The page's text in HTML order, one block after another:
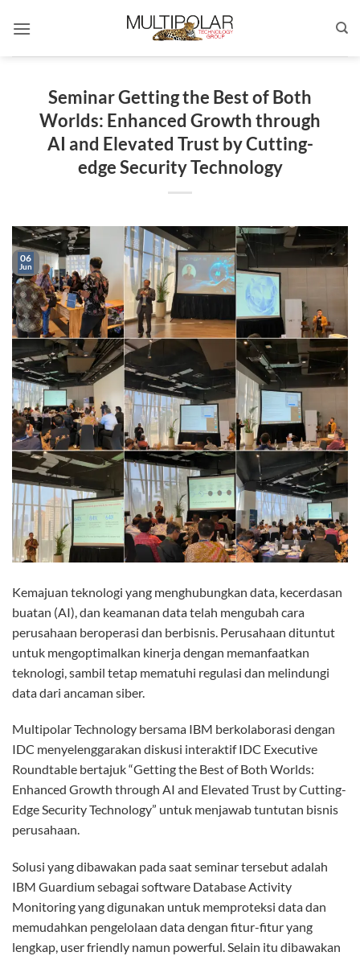
Seminar Getting the Best of Both
Worlds: Enhanced Growth through
AI and Elevated Trust by Cutting-
edge Security Technology
06
Jun
Kemajuan teknologi yang menghubungkan data, kecerdasan
buatan (AI), dan keamanan data telah mengubah cara
perusahaan beroperasi dan berbisnis. Perusahaan dituntut
untuk mengoptimalkan kinerja dengan memanfaatkan
teknologi, sambil tetap mematuhi regulasi dan melindungi
data dari ancaman siber.
Multipolar Technology bersama IBM berkolaborasi dengan
IDC menyelenggarakan diskusi interaktif IDC Executive
Roundtable bertajuk “Getting the Best of Both Worlds:
Enhanced Growth through AI and Elevated Trust by Cutting-
Edge Security Technology” untuk menjawab tuntutan bisnis
perusahaan.
Solusi yang dibawakan pada saat seminar tersebut adalah
IBM Guardium sebagai software Database Activity
Monitoring yang digunakan untuk memproteksi data dan
memudahkan pengelolaan data dengan fitur-fitur yang
lengkap, user friendly namun powerful. Selain itu dibawakan